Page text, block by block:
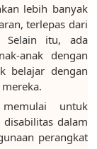
lebih banyak
terlepas dari
Selain itu, ada
anak dengan
belajar dengan
untuk
dalam
perangkat